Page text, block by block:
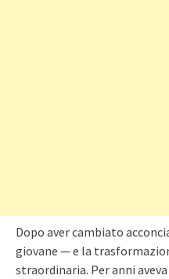
Dopo aver cambiato
giovane — e la
straordinaria. Per anni